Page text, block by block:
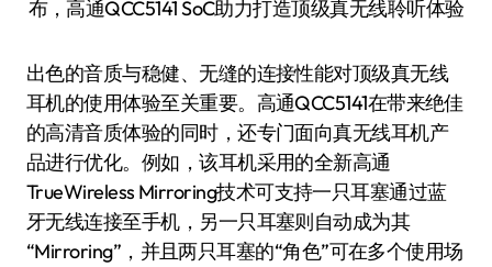
出色的音质与稳健、无缝的连接性能对顶级真无线
耳机的使用体验至关重要。高通QCC5141在带来绝佳
的高清音质体验的同时，还专门面向真无线耳机产
品进行优化。例如，该耳机采用的全新高通
TrueWireless Mirroring技术可支持一只耳塞通过蓝
牙无线连接至手机，另一只耳塞则自动成为其
“Mirroring”，并且两只耳塞的“角色”可在多个使用场